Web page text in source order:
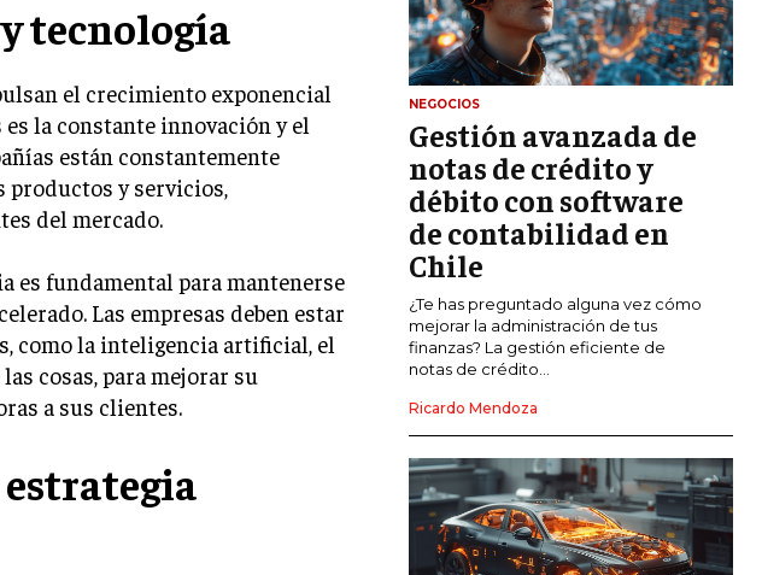
GESTIÓN DE PRODUCTOS
COMUNICACIÓN CORPORATIVA
GESTIÓN DE MARCA
INVESTIGACIÓN DE MERCADO
ANÁLISIS DE COMPETENCIA
GESTIÓN DE CLIENTES
EMPRENDIMIENTO
INNOVACIÓN EMPRESARIAL
GESTIÓN DEL CAMBIO
LIDERAZGO
EMPRENDIMIENTO
PLANIFICACIÓN EMPRESARIAL
tecnología
el crecimiento exponencial
la constante innovación y el
están constantemente
productos y servicios,
del mercado.
es fundamental para mantenerse
Las empresas deben estar
como la inteligencia artificial, el
cosas, para mejorar su
a sus clientes.
NEGOCIOS
Gestión avanzada de
notas de crédito y
débito con software
de contabilidad en
Chile
¿Te has preguntado alguna vez cómo
mejorar la administración de tus
finanzas? La gestión eficiente de
notas de crédito...
Ricardo Mendoza